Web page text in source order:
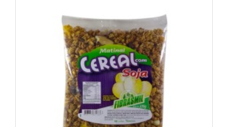
Cereal Matinal com Soja 300g
Ver foto Saiba mais